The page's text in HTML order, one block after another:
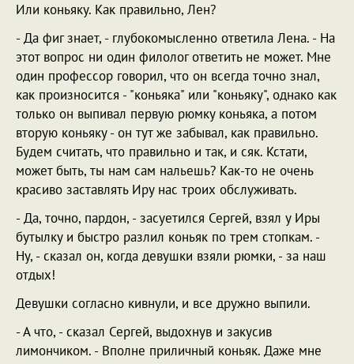
Или коньяку. Как правильно, Лен?
- Да фиг знает, - глубокомысленно ответила Лена. - На
этот вопрос ни один филолог ответить не может. Мне
один профессор говорил, что он всегда точно знал,
как произносится - "коньяка" или "коньяку", однако как
только он выпивал первую рюмку коньяка, а потом
вторую коньяку - он тут же забывал, как правильно.
Будем считать, что правильно и так, и сяк. Кстати,
может быть, ты нам сам нальешь? Как-то не очень
красиво заставлять Иру нас троих обслуживать.
- Да, точно, пардон, - засуетился Сергей, взял у Иры
бутылку и быстро разлил коньяк по трем стопкам. -
Ну, - сказал он, когда девушки взяли рюмки, - за наш
отдых!
Девушки согласно кивнули, и все дружно выпили.
- А что, - сказал Сергей, выдохнув и закусив
лимончиком. - Вполне приличный коньяк. Даже мне